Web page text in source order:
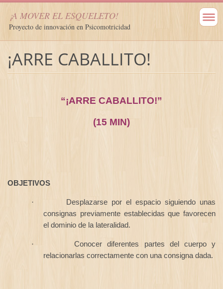
¡A MOVER EL ESQUELETO!
Proyecto de innovación en Psicomotricidad
¡ARRE CABALLITO!
“¡ARRE CABALLITO!”
(15 MIN)
OBJETIVOS
·
Desplazarse por el espacio siguiendo unas
consignas previamente establecidas que favorecen
el dominio de la lateralidad.
·
Conocer diferentes partes del cuerpo y
relacionarlas correctamente con una consigna dada.